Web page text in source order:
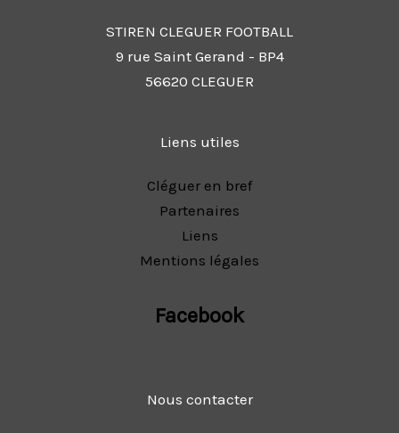
STIREN CLEGUER FOOTBALL
9 rue Saint Gerand - BP4
56620 CLEGUER
Liens utiles
Cléguer en bref
Partenaires
Liens
Mentions légales
Facebook
Nous contacter